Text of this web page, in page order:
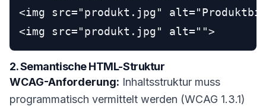
<img src="produkt.jpg"
2. Semantische HTML-Struktur
WCAG-Anforderung: Inhaltsstruktur muss
programmatisch vermittelt werden (WCAG 1.3.1)